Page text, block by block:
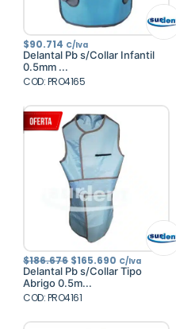
$90.714 C/Iva
Delantal Pb s/Collar Infantil
0.5mm ...
COD: PRO4165
$186.676 El
precio
original
era:
$186.676.
$165.690 El
precio
actual
C/Iva
Delantal Pb s/Collar Tipo
Abrigo 0.5m...
COD: PRO4161